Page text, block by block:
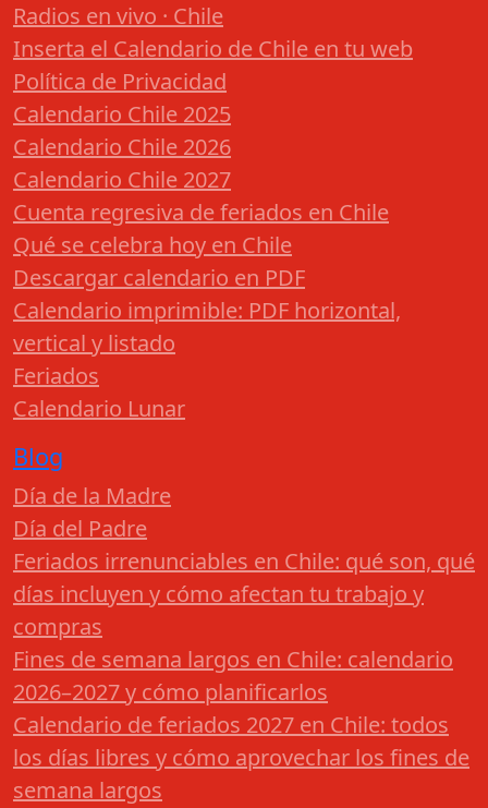
Radios en vivo · Chile
Inserta el Calendario de Chile en tu web
Política de Privacidad
Calendario Chile 2025
Calendario Chile 2026
Calendario Chile 2027
Cuenta regresiva de feriados en Chile
Qué se celebra hoy en Chile
Descargar calendario en PDF
Calendario imprimible: PDF horizontal,
vertical y listado
Feriados
Calendario Lunar
Blog
Día de la Madre
Día del Padre
Feriados irrenunciables en Chile: qué son, qué
días incluyen y cómo afectan tu trabajo y
compras
Fines de semana largos en Chile: calendario
2026–2027 y cómo planificarlos
Calendario de feriados 2027 en Chile: todos
los días libres y cómo aprovechar los fines de
semana largos